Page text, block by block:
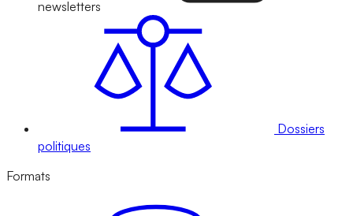
newsletters
Dossiers
politiques
Formats